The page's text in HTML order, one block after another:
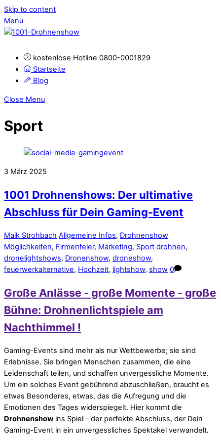
Skip to content
Menu
kostenlose Hotline 0800-0001829
Startseite
Blog
Close Menu
Sport
3 März 2025
1001 Drohnenshows: Der ultimative
Abschluss für Dein Gaming-Event
Maik Strohbach Allgemeine Infos, Drohnenshow
Möglichkeiten, Firmenfeier, Marketing, Sport drohnen,
dronelightshows, Dronenshow, droneshow,
feuerwerkalternative, Hochzeit, lightshow, show 0
Große Anlässe - große Momente - große
Bühne: Drohnenlichtspiele am
Nachthimmel !
Gaming-Events sind mehr als nur Wettbewerbe; sie sind
Erlebnisse. Sie bringen Menschen zusammen, die eine
Leidenschaft teilen, und schaffen unvergessliche Momente.
Um ein solches Event gebührend abzuschließen, braucht es
etwas Besonderes, etwas, das die Aufregung und die
Emotionen des Tages widerspiegelt. Hier kommt die
Drohnenshow ins Spiel – der perfekte Abschluss, der Dein
Gaming-Event in ein unvergessliches Spektakel verwandelt.